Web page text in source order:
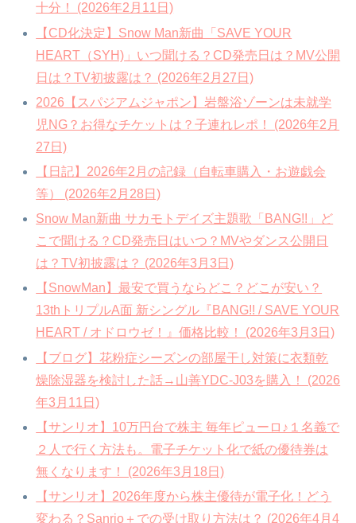
十分！ (2026年2月11日)
【CD化決定】Snow Man新曲「SAVE YOUR
HEART（SYH)」いつ聞ける？CD発売日は？MV公開
日は？TV初披露は？ (2026年2月27日)
2026【スパジアムジャポン】岩盤浴ゾーンは未就学
児NG？お得なチケットは？子連れレポ！ (2026年2月
27日)
【日記】2026年2月の記録（自転車購入・お遊戯会
等） (2026年2月28日)
Snow Man新曲 サカモトデイズ主題歌「BANG!!」ど
こで聞ける？CD発売日はいつ？MVやダンス公開日
は？TV初披露は？ (2026年3月3日)
【SnowMan】最安で買うならどこ？どこが安い？
13thトリプルA面 新シングル『BANG!! / SAVE YOUR
HEART / オドロウゼ！』価格比較！ (2026年3月3日)
【ブログ】花粉症シーズンの部屋干し対策に衣類乾
燥除湿器を検討した話→山善YDC-J03を購入！ (2026
年3月11日)
【サンリオ】10万円台で株主 毎年ピューロ♪１名義で
２人で行く方法も。電子チケット化で紙の優待券は
無くなります！ (2026年3月18日)
【サンリオ】2026年度から株主優待が電子化！どう
変わる？Sanrio＋での受け取り方法は？ (2026年4月4